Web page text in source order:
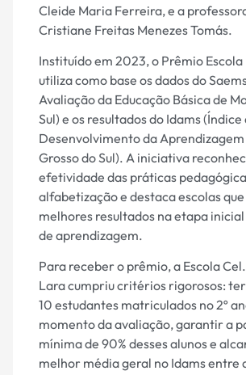
Cleide Maria Ferreira, e a
Cristiane Freitas Menezes Tomás.
Instituído em 2023, o Prêmio
utiliza como base os dados do
Avaliação da Educação Básica de
Sul) e os resultados do Idams (Índice
Desenvolvimento da
Grosso do Sul). A iniciativa
efetividade das práticas
alfabetização e destaca escolas
melhores resultados na etapa
de aprendizagem.
Para receber o prêmio, a Escola
Lara cumpriu critérios rigorosos:
10 estudantes matriculados no 2º
momento da avaliação, garantir a
mínima de 90% desses alunos e
melhor média geral no Idams entre